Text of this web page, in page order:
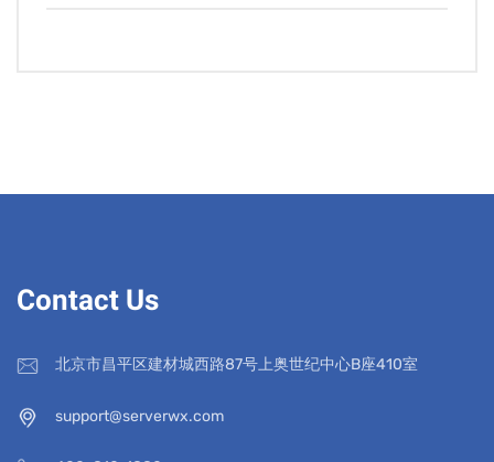
Contact Us
北京市昌平区建材城西路87号上奥世纪中心B座410室
support@serverwx.com